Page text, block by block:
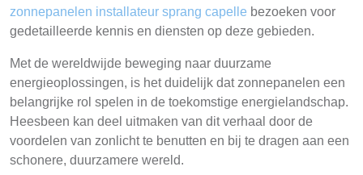
zonnepanelen installateur sprang capelle bezoeken voor
gedetailleerde kennis en diensten op deze gebieden.
Met de wereldwijde beweging naar duurzame
energieoplossingen, is het duidelijk dat zonnepanelen een
belangrijke rol spelen in de toekomstige energielandschap.
Heesbeen kan deel uitmaken van dit verhaal door de
voordelen van zonlicht te benutten en bij te dragen aan een
schonere, duurzamere wereld.